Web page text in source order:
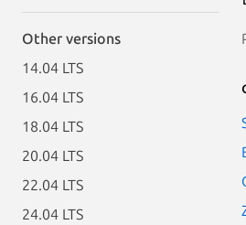
Other versions
14.04 LTS
16.04 LTS
18.04 LTS
20.04 LTS
22.04 LTS
24.04 LTS